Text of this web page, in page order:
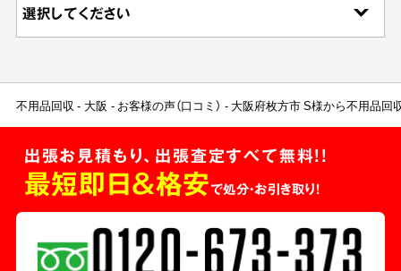
不用品回収 大阪 お客様の声（口コミ） 大阪府枚方市 S様から不用品回
出張お見積もり、出張査定すべて無料!!
最短即日＆格安で処分・お引き取り！